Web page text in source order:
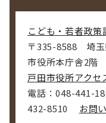
こども・若者政策
〒335-8588
埼
市役所本庁舎2階
戸田市役所アクセ
電話：048-441-
432-8510
お問